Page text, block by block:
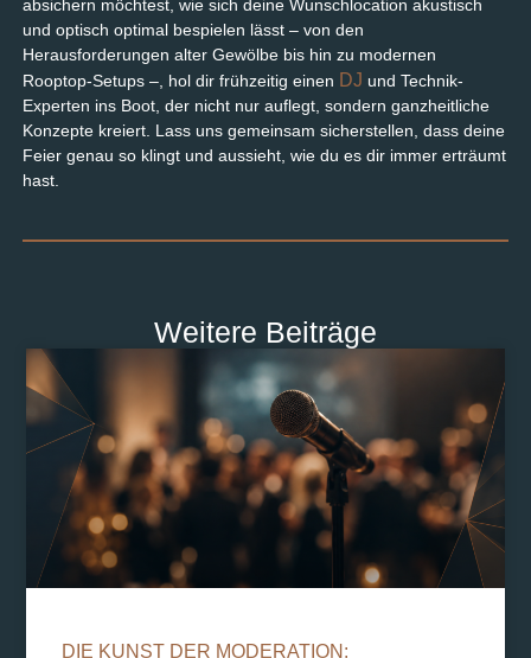
absichern möchtest, wie sich deine Wunschlocation akustisch
und optisch optimal bespielen lässt – von den
Herausforderungen alter Gewölbe bis hin zu modernen
Rooptop-Setups –, hol dir frühzeitig einen DJ und Technik-
Experten ins Boot, der nicht nur auflegt, sondern ganzheitliche
Konzepte kreiert. Lass uns gemeinsam sicherstellen, dass deine
Feier genau so klingt und aussieht, wie du es dir immer erträumt
hast.
Weitere Beiträge
DIE KUNST DER MODERATION: